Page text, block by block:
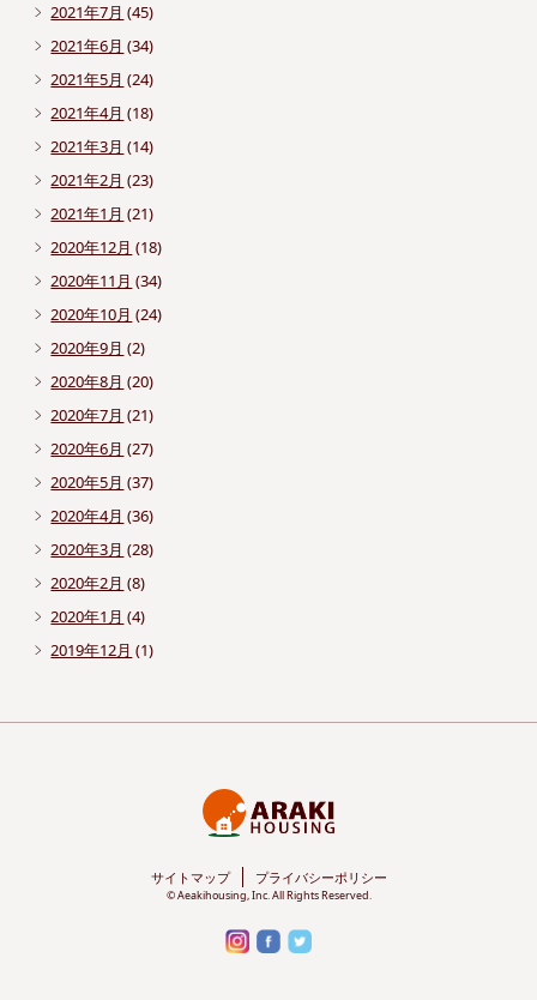
2021年7月 (45)
2021年6月 (34)
2021年5月 (24)
2021年4月 (18)
2021年3月 (14)
2021年2月 (23)
2021年1月 (21)
2020年12月 (18)
2020年11月 (34)
2020年10月 (24)
2020年9月 (2)
2020年8月 (20)
2020年7月 (21)
2020年6月 (27)
2020年5月 (37)
2020年4月 (36)
2020年3月 (28)
2020年2月 (8)
2020年1月 (4)
2019年12月 (1)
サイトマップ プライバシーポリシー
© Aeakihousing, Inc. All Rights Reserved.